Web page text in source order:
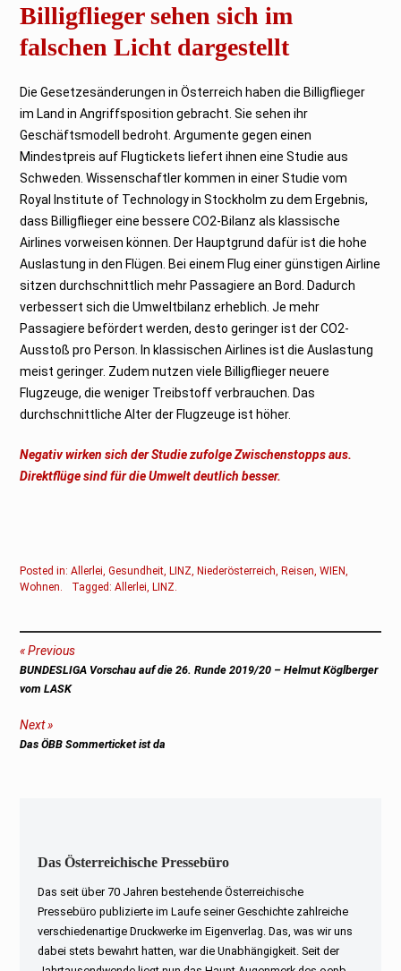
Billigflieger sehen sich im
falschen Licht dargestellt
Die Gesetzesänderungen in Österreich haben die Billigflieger
im Land in Angriffsposition gebracht. Sie sehen ihr
Geschäftsmodell bedroht. Argumente gegen einen
Mindestpreis auf Flugtickets liefert ihnen eine Studie aus
Schweden. Wissenschaftler kommen in einer Studie vom
Royal Institute of Technology in Stockholm zu dem Ergebnis,
dass Billigflieger eine bessere CO2-Bilanz als klassische
Airlines vorweisen können. Der Hauptgrund dafür ist die hohe
Auslastung in den Flügen. Bei einem Flug einer günstigen Airline
sitzen durchschnittlich mehr Passagiere an Bord. Dadurch
verbessert sich die Umweltbilanz erheblich. Je mehr
Passagiere befördert werden, desto geringer ist der CO2-
Ausstoß pro Person. In klassischen Airlines ist die Auslastung
meist geringer. Zudem nutzen viele Billigflieger neuere
Flugzeuge, die weniger Treibstoff verbrauchen. Das
durchschnittliche Alter der Flugzeuge ist höher.
Negativ wirken sich der Studie zufolge Zwischenstopps aus.
Direktflüge sind für die Umwelt deutlich besser.
Posted in:Allerlei,Gesundheit,LINZ,Niederösterreich,Reisen,WIEN,
Wohnen. Tagged:Allerlei,LINZ.
Beitragsnavigation
Previous
Previous
post:
BUNDESLIGA Vorschau auf die 26. Runde 2019/20 – Helmut Köglberger
vom LASK
Next
Next
Das ÖBB Sommerticket ist da
Das Österreichische Pressebüro
Das seit über 70 Jahren bestehende Österreichische
Pressebüro publizierte im Laufe seiner Geschichte zahlreiche
verschiedenartige Druckwerke im Eigenverlag. Das, was wir uns
dabei stets bewahrt hatten, war die Unabhängigkeit. Seit der